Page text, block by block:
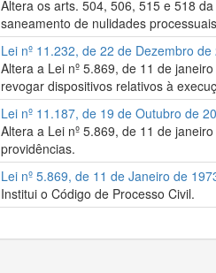
Altera os arts. 504, 506, 515 e 518
saneamento de nulidades
Lei nº 11.232, de 22 de Dezembro de
Altera a Lei nº 5.869, de 11 de
revogar dispositivos relativos à
Lei nº 11.187, de 19 de Outubro de
Altera a Lei nº 5.869, de 11 de
providências.
Lei nº 5.869, de 11 de Janeiro de
Institui o Código de Processo Civil.